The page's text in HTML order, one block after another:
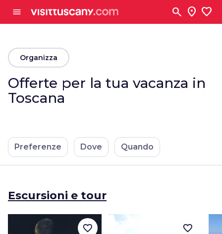
menu search location_on favorite
arrow_backOrganizza
Offerte per la tua vacanza in
Toscana
Preferenze Dove Quando
Escursioni e tour
favorite_border favorite_border